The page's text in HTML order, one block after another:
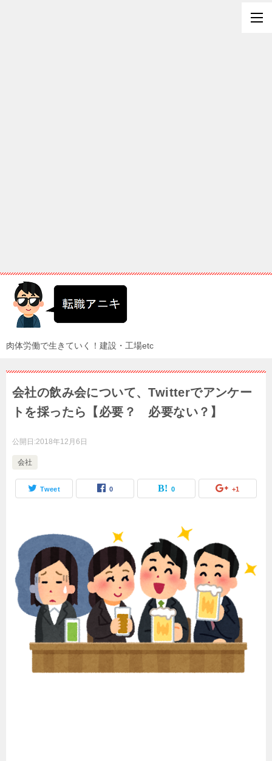
肉体労働で生きていく！建設・工場etc
会社の飲み会について、Twitterでアンケー
トを採ったら【必要？ 必要ない？】
公開日:2018年12月6日
会社
Tweet 0 0 +1